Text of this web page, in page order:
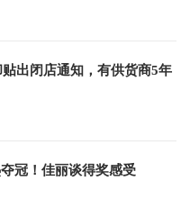
出闭店通知，有供货商5年
冠！佳丽谈得奖感受